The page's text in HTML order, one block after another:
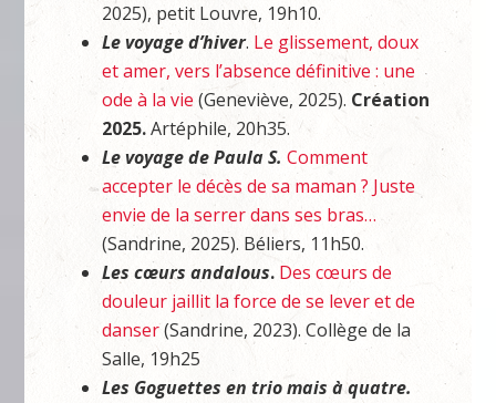
2025), petit Louvre, 19h10.
Le voyage d’hiver. Le glissement, doux
et amer, vers l’absence définitive : une
ode à la vie (Geneviève, 2025). Création
2025.Artéphile, 20h35.
Le voyage de Paula S. Comment
accepter le décès de sa maman ? Juste
envie de la serrer dans ses bras…
(Sandrine, 2025). Béliers, 11h50.
Les cœurs andalous. Des cœurs de
douleur jaillit la force de se lever et de
danser(Sandrine, 2023). Collège de la
Salle, 19h25
Les Goguettes en trio mais à quatre.